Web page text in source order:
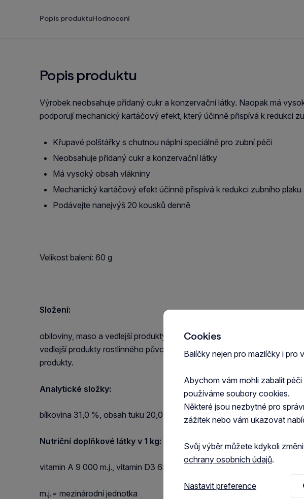
Popis produktuHodnocení
Popis produktu
Výrobek neobsahuje přidaný cukr a konzervační látky. Naopak má
podporují mechanický kartáčový efekt, který účinně přispívá k redukci
Křupavé polštářky s chutnou náplní speciálně pro zubní péči
Neobsahuje přidaný cukr a konzervační látky
Má vysoký obsah vlákniny
Mechanický kartáčový efekt účinně přispívá k redukci zubního plaku
Podávejte nanejvýš 20 kousků denně
Velikost balení: 60 g
Složení:
obiloviny, maso a vedlejší produkty živočišného původu, oleje a tuky,
vedlejší produkty rostlinného původu (šanta, sušené, 0,5%), droždí,
produkty.
Analytické složky:
bílkovina 31,0 %, obsah tuku 20,0 %, hrubý popel 6,0 %, hrubá vláknina
Nutriční doplňkové látky v 1 kg:
vitamin A 9 000 m.j., vitamin D3 630 m.j., vitamin E 90 mg, taurin 1 000 mg
m.j.= mezinárodní jednotka
Cookies
Balíčky nejen pro mazlíčky i pro
Abychom vám mohli zabalit
používáme soubory cookies.
Některé jsou nezbytné pro
zážitek nebo vám ukazovat
Svůj výběr můžete kdykoli
ochrany osobních údajů.
Nastavit preference